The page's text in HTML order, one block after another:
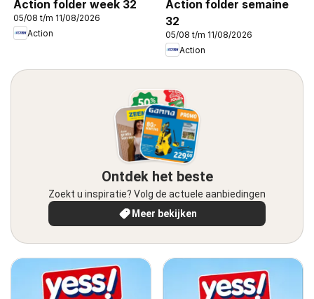
Action folder week 32
05/08 t/m 11/08/2026
Action
Action folder semaine
32
05/08 t/m 11/08/2026
Action
Ontdek het beste
Zoekt u inspiratie? Volg de actuele aanbiedingen
Meer bekijken